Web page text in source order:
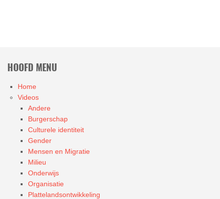
HOOFD MENU
Home
Videos
Andere
Burgerschap
Culturele identiteit
Gender
Mensen en Migratie
Milieu
Onderwijs
Organisatie
Plattelandsontwikkeling